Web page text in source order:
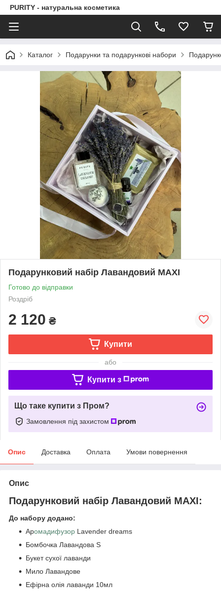
PURITY - натуральна косметика
Каталог Подарунки та подарункові набори
Подарунковий набір Лавандовий MAXI
Готово до відправки
Роздріб
2 120 ₴
Купити
або
Купити з
Що таке купити з Пром?
Замовлення під захистом
Опис Доставка Оплата Умови повернення
Опис
Подарунковий набір Лавандовий MAXI:
До набору додано:
Аромадифузор Lavender dreams
Бомбочка Лавандова S
Букет сухої лаванди
Мило Лавандове
Ефірна олія лаванди 10мл